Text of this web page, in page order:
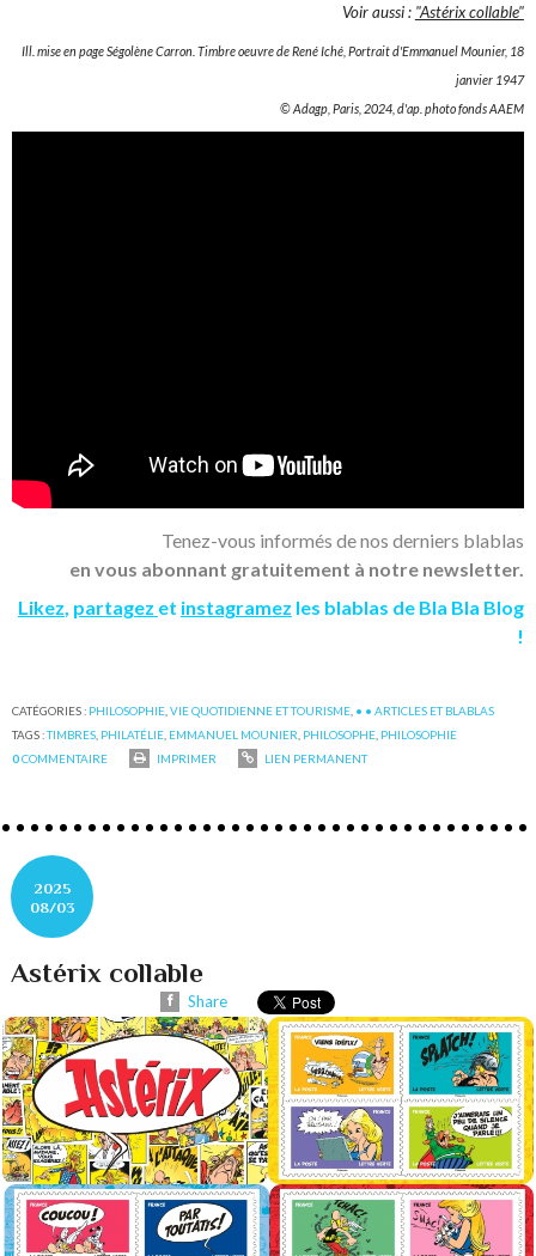
Voir aussi : "Astérix collable"
Ill. mise en page Ségolène Carron. Timbre oeuvre de René Iché, Portrait d'Emmanuel Mounier, 18
janvier 1947
© Adagp, Paris, 2024, d'ap. photo fonds AAEM
Tenez-vous informés de nos derniers blablas
en vous abonnant gratuitement à notre newsletter.
Likez partagez et instagramez les blablas de Bla Bla Blog
!
CATÉGORIES : PHILOSOPHIE ,VIE QUOTIDIENNE ET TOURISME • • ARTICLES ET BLABLAS
TAGS :TIMBRES PHILATÉLIE EMMANUEL MOUNIER PHILOSOPHE PHILOSOPHIE
0COMMENTAIRE IMPRIMER LIEN PERMANENT
2025
08/03
Astérix collable
Share